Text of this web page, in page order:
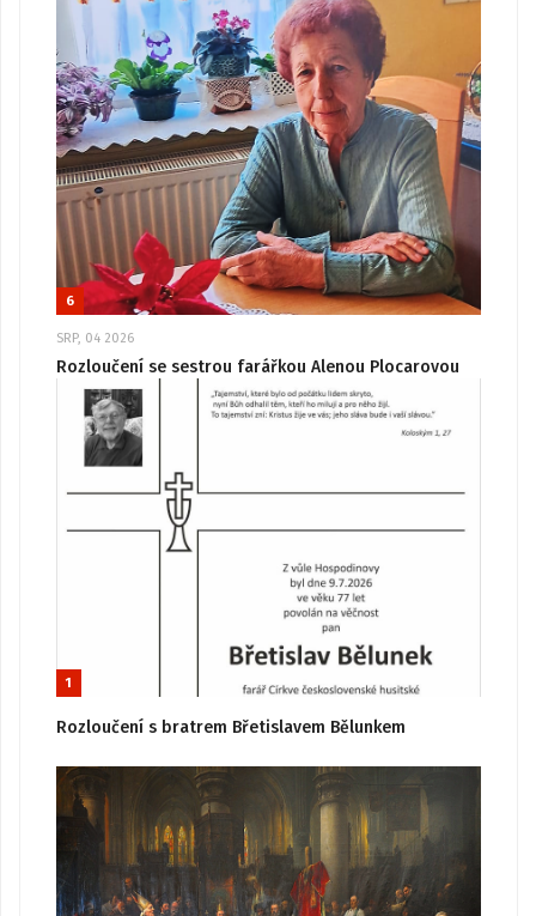
6
SRP, 04 2026
Rozloučení se sestrou farářkou Alenou Plocarovou
1
Rozloučení s bratrem Břetislavem Bělunkem